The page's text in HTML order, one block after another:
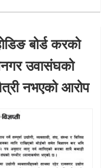
बोर्ड करको
उवासंघको
नभएको आरोप